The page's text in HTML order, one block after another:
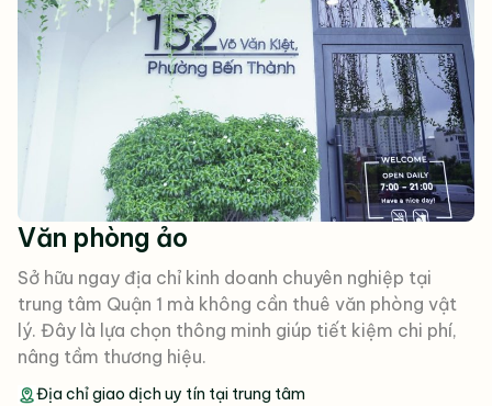
Văn phòng ảo
Sở hữu ngay địa chỉ kinh doanh chuyên nghiệp tại
trung tâm Quận 1 mà không cần thuê văn phòng vật
lý. Đây là lựa chọn thông minh giúp tiết kiệm chi phí,
nâng tầm thương hiệu.
Địa chỉ giao dịch uy tín tại trung tâm